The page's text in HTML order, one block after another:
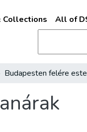
Collections All of